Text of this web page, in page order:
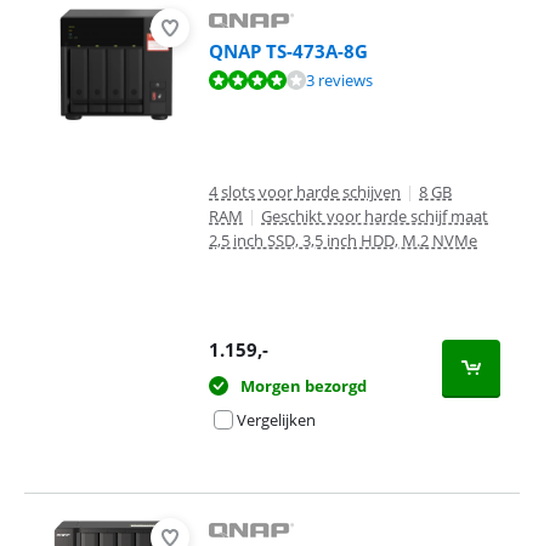
QNAP TS-473A-8G
Beoordeling is 7,9 van de 10, gebaseerd op 3 reviews.
3 reviews
4 slots voor harde schijven | 8 GB
RAM | Geschikt voor harde schijf maat
2,5 inch SSD, 3,5 inch HDD, M.2 NVMe
1.159,-
Morgen bezorgd
Vergelijken